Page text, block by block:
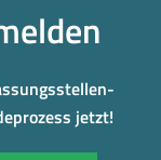
jetzt!